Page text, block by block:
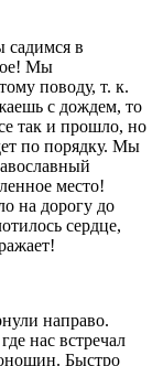
садимся в
Мы
поводу, т. к.
с дождем, то
так и прошло, но
по порядку. Мы
место!
на дорогу до
сердце,
направо.
нас встречал
Быстро